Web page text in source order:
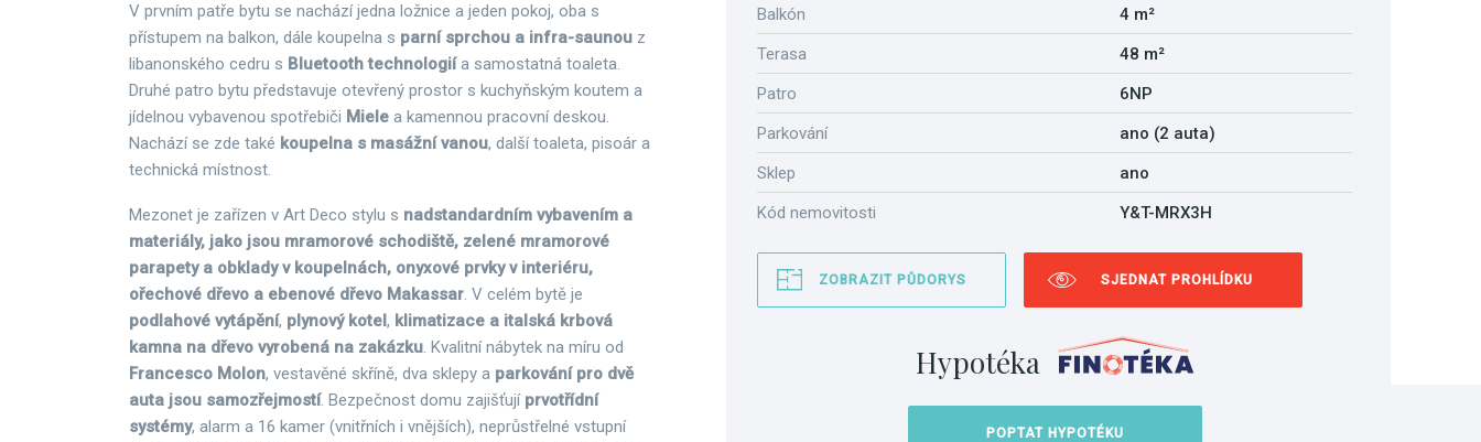
Balkón
4 m²
Terasa
48 m²
Patro
6NP
Parkování
ano (2 auta)
Sklep
ano
Kód nemovitosti
Y&T-MRX3H
ZOBRAZIT PŮDORYS SJEDNAT PROHLÍDKU
Hypotéka
POPTAT HYPOTÉKU
V prvním patře bytu se nachází jedna ložnice a jeden pokoj, oba s
přístupem na balkon, dále koupelna s parní sprchou a infra-saunou z
libanonského cedru s Bluetooth technologiía samostatná toaleta.
Druhé patro bytu představuje otevřený prostor s kuchyňským koutem a
jídelnou vybavenou spotřebiči Miele a kamennou pracovní deskou.
Nachází se zde také koupelna s masážní vanou, další toaleta, pisoár a
technická místnost.
Mezonet je zařízen v Art Deco stylu s nadstandardním vybavením a
materiály, jako jsou mramorové schodiště, zelené mramorové
parapety a obklady v koupelnách, onyxové prvky v interiéru,
ořechové dřevo a ebenové dřevo Makassar. V celém bytě je
podlahové vytápění, plynový kotel, klimatizace a italská krbová
kamna na dřevo vyrobená na zakázku. Kvalitní nábytek na míru od
Francesco Molon, vestavěné skříně, dva sklepy a parkování pro dvě
auta jsou samozřejmostí. Bezpečnost domu zajišťují prvotřídní
systémy, alarm a 16 kamer (vnitřních i vnějších), neprůstřelné vstupní